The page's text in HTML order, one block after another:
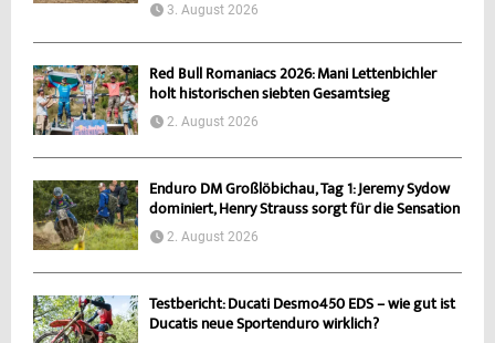
3. August 2026
Red Bull Romaniacs 2026: Mani Lettenbichler
holt historischen siebten Gesamtsieg
2. August 2026
Enduro DM Großlöbichau, Tag 1: Jeremy Sydow
dominiert, Henry Strauss sorgt für die Sensation
2. August 2026
Testbericht: Ducati Desmo450 EDS – wie gut ist
Ducatis neue Sportenduro wirklich?